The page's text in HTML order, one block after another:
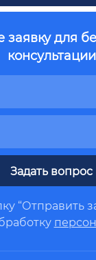
заявку для
консультации
Задать вопрос
“Отправить